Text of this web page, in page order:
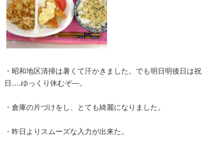
・昭和地区清掃は暑くて汗かきました。でも明日明後日は祝
日….ゆっくり休むぞ―。
・倉庫の片づけをし、とても綺麗になりました。
・昨日よりスムーズな入力が出来た。